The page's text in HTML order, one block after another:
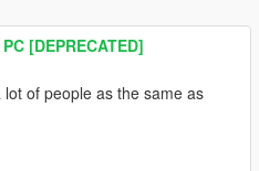
[DEPRECATED]
of people as the same as